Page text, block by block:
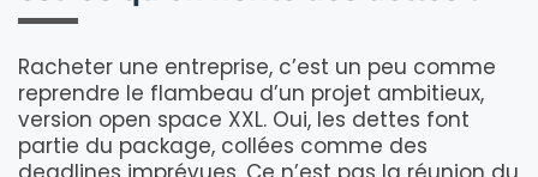
Racheter une entreprise, c’est un peu comme
reprendre le flambeau d’un projet ambitieux,
version open space XXL. Oui, les dettes font
partie du package, collées comme des